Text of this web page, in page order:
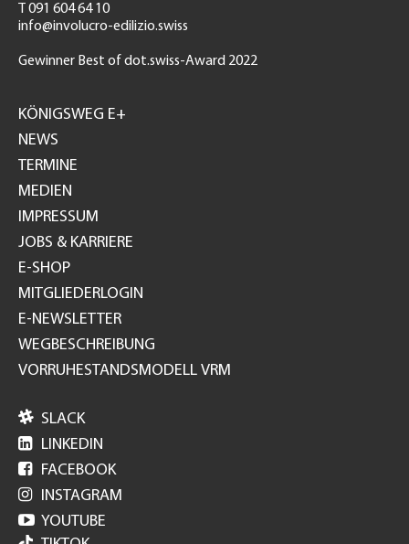
T 091 604 64 10
info@involucro-edilizio.swiss
Gewinner Best of dot.swiss-Award 2022
GH
KÖNIGSWEG E+
NEWS
TERMINE
MEDIEN
IMPRESSUM
JOBS & KARRIERE
E-SHOP
MITGLIEDERLOGIN
E-NEWSLETTER
WEGBESCHREIBUNG
VORRUHESTANDSMODELL VRM
 SLACK
 LINKEDIN
 FACEBOOK
 INSTAGRAM
 YOUTUBE